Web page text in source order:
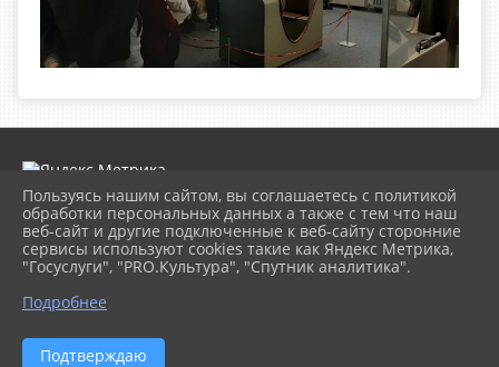
2026 г. museumkam.ru
Вход
Карта сайта
Политика обработки персональных данных
Сделано на KubCMS
Разработка и поддержка
Пользуясь нашим сайтом, вы соглашаетесь с политикой
обработки персональных данных а также с тем что наш
веб-сайт и другие подключенные к веб-сайту сторонние
сервисы используют cookies такие как Яндекс Метрика,
"Госуслуги", "PRO.Культура", "Спутник аналитика".
Подробнее
Подтверждаю